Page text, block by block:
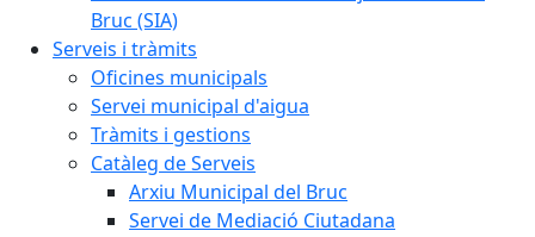
Bruc (SIA)
Serveis i tràmits
Oficines municipals
Servei municipal d'aigua
Tràmits i gestions
Catàleg de Serveis
Arxiu Municipal del Bruc
Servei de Mediació Ciutadana